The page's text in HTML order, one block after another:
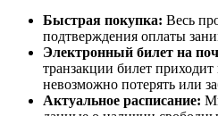
Быстрая покупка: Весь
подтверждения оплаты
Электронный билет на
транзакции билет
невозможно потерять или
Актуальное расписание: